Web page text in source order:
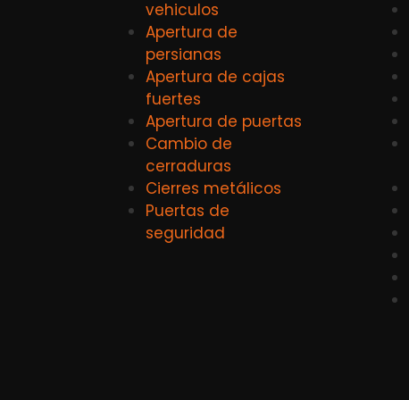
vehiculos
Apertura de
persianas
Apertura de cajas
fuertes
Apertura de puertas
Cambio de
cerraduras
Cierres metálicos
Puertas de
seguridad